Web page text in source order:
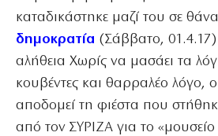
καταδικάστηκε μαζί του σε
δημοκρατία (Σάββατο,
αλήθεια Χωρίς να μασάει τα
κουβέντες και θαρραλέο λόγο,
αποδομεί τη φιέστα που
από τον ΣΥΡΙΖΑ για το